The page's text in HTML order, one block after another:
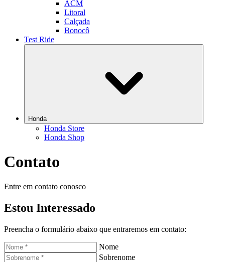
ACM
Litoral
Calçada
Bonocô
Test Ride
Honda
Honda Store
Honda Shop
Contato
Entre em contato conosco
Estou Interessado
Preencha o formulário abaixo que entraremos em contato:
Nome
Sobrenome